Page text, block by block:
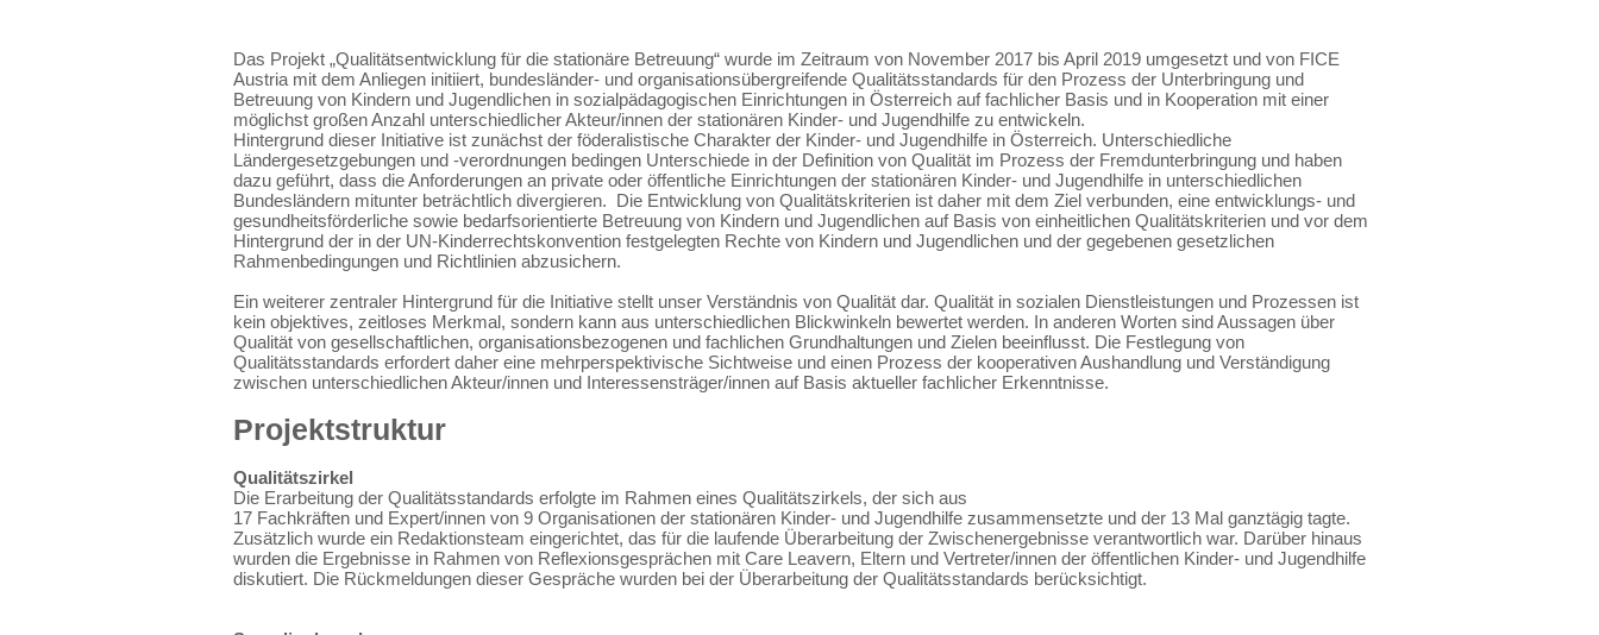
Das Projekt „Qualitätsentwicklung für die stationäre Betreuung“ wurde im Zeitraum von November 2017 bis April 2019 umgesetzt und von FICE
Austria mit dem Anliegen initiiert, bundesländer- und organisationsübergreifende Qualitätsstandards für den Prozess der Unterbringung und
Betreuung von Kindern und Jugendlichen in sozialpädagogischen Einrichtungen in Österreich auf fachlicher Basis und in Kooperation mit einer
möglichst großen Anzahl unterschiedlicher Akteur/innen der stationären Kinder- und Jugendhilfe zu entwickeln.
Hintergrund dieser Initiative ist zunächst der föderalistische Charakter der Kinder- und Jugendhilfe in Österreich. Unterschiedliche
Ländergesetzgebungen und -verordnungen bedingen Unterschiede in der Definition von Qualität im Prozess der Fremdunterbringung und haben
dazu geführt, dass die Anforderungen an private oder öffentliche Einrichtungen der stationären Kinder- und Jugendhilfe in unterschiedlichen
Bundesländern mitunter beträchtlich divergieren. Die Entwicklung von Qualitätskriterien ist daher mit dem Ziel verbunden, eine entwicklungs- und
gesundheitsförderliche sowie bedarfsorientierte Betreuung von Kindern und Jugendlichen auf Basis von einheitlichen Qualitätskriterien und vor dem
Hintergrund der in der UN-Kinderrechtskonvention festgelegten Rechte von Kindern und Jugendlichen und der gegebenen gesetzlichen
Rahmenbedingungen und Richtlinien abzusichern.
Ein weiterer zentraler Hintergrund für die Initiative stellt unser Verständnis von Qualität dar. Qualität in sozialen Dienstleistungen und Prozessen ist
kein objektives, zeitloses Merkmal, sondern kann aus unterschiedlichen Blickwinkeln bewertet werden. In anderen Worten sind Aussagen über
Qualität von gesellschaftlichen, organisationsbezogenen und fachlichen Grundhaltungen und Zielen beeinflusst. Die Festlegung von
Qualitätsstandards erfordert daher eine mehrperspektivische Sichtweise und einen Prozess der kooperativen Aushandlung und Verständigung
zwischen unterschiedlichen Akteur/innen und Interessensträger/innen auf Basis aktueller fachlicher Erkenntnisse.
Projektstruktur
Qualitätszirkel
Die Erarbeitung der Qualitätsstandards erfolgte im Rahmen eines Qualitätszirkels, der sich aus
17 Fachkräften und Expert/innen von 9 Organisationen der stationären Kinder- und Jugendhilfe zusammensetzte und der 13 Mal ganztägig tagte.
Zusätzlich wurde ein Redaktionsteam eingerichtet, das für die laufende Überarbeitung der Zwischenergebnisse verantwortlich war. Darüber hinaus
wurden die Ergebnisse in Rahmen von Reflexionsgesprächen mit Care Leavern, Eltern und Vertreter/innen der öffentlichen Kinder- und Jugendhilfe
diskutiert. Die Rückmeldungen dieser Gespräche wurden bei der Überarbeitung der Qualitätsstandards berücksichtigt.